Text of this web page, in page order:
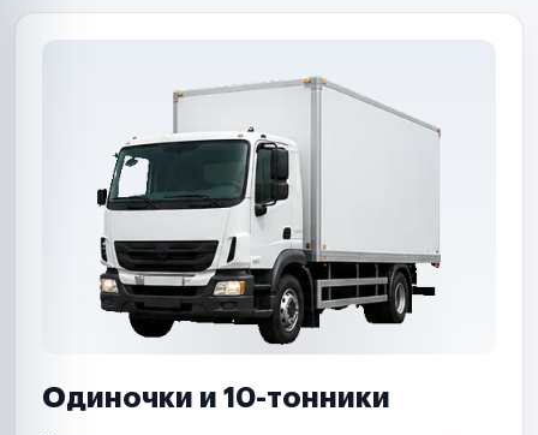
Одиночки и 10-тонники